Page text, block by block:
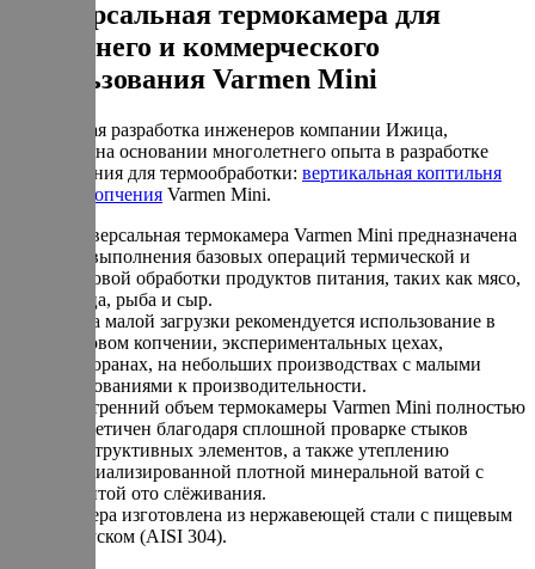
Универсальная термокамера для
домашнего и коммерческого
использования Varmen Mini
Уникальная разработка инженеров компании Ижица,
созданная на основании многолетнего опыта в разработке
оборудования для термообработки: вертикальная коптильня
горячего копчения Varmen Mini.
Универсальная термокамера Varmen Mini предназначена
для выполнения базовых операций термической и
дымовой обработки продуктов питания, таких как мясо,
птица, рыба и сыр.
Из-за малой загрузки рекомендуется использование в
бытовом копчении, экспериментальных цехах,
ресторанах, на небольших производствах с малыми
требованиями к производительности.
Внутренний объем термокамеры Varmen Mini полностью
герметичен благодаря сплошной проварке стыков
конструктивных элементов, а также утеплению
специализированной плотной минеральной ватой с
защитой ото слёживания.
Камера изготовлена из нержавеющей стали с пищевым
допуском (AISI 304).